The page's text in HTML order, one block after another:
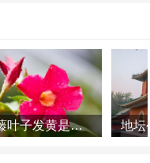
针吗 仓鼠受伤了会自己
12-19
飘香藤叶子发黄是啥原因 飘香藤叶子老黄怎么办